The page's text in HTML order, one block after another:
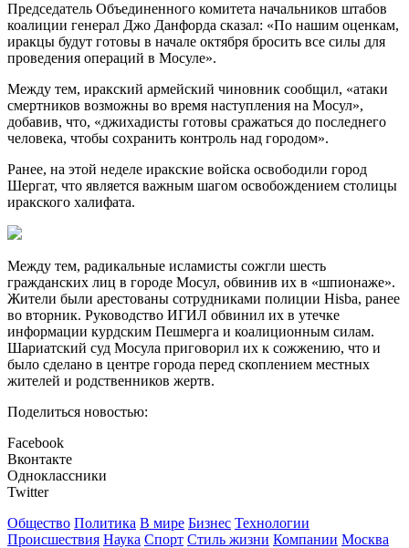
Председатель Объединенного комитета начальников штабов
коалиции генерал Джо Данфорда сказал: «По нашим оценкам,
иракцы будут готовы в начале октября бросить все силы для
проведения операций в Мосуле».
Между тем, иракский армейский чиновник сообщил, «атаки
смертников возможны во время наступления на Мосул»,
добавив, что, «джихадисты готовы сражаться до последнего
человека, чтобы сохранить контроль над городом».
Ранее, на этой неделе иракские войска освободили город
Шергат, что является важным шагом освобождением столицы
иракского халифата.
Между тем, радикальные исламисты сожгли шесть
гражданских лиц в городе Мосул, обвинив их в «шпионаже».
Жители были арестованы сотрудниками полиции Hisba, ранее
во вторник. Руководство ИГИЛ обвинил их в утечке
информации курдским Пешмерга и коалиционным силам.
Шариатский суд Мосула приговорил их к сожжению, что и
было сделано в центре города перед скоплением местных
жителей и родственников жертв.
Поделиться новостью:
Facebook
Вконтакте
Одноклассники
Twitter
Общество Политика В мире Бизнес Технологии
Происшествия Наука Спорт Стиль жизни Компании Москва